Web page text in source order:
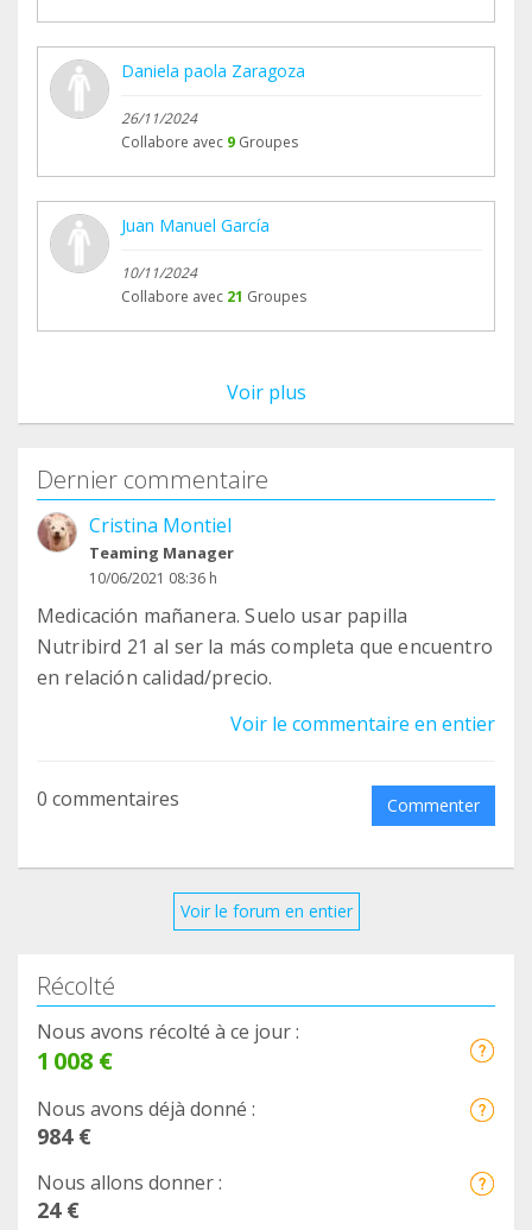
Daniela paola Zaragoza
26/11/2024
Collabore avec 9 Groupes
Juan Manuel García
10/11/2024
Collabore avec 21 Groupes
Voir plus
Dernier commentaire
Cristina Montiel
Teaming Manager
10/06/2021 08:36 h
Medicación mañanera. Suelo usar papilla
Nutribird 21 al ser la más completa que encuentro
en relación calidad/precio.
Voir le commentaire en entier
0 commentaires Commenter
Voir le forum en entier
Récolté
Nous avons récolté à ce jour :
1 008 €
Nous avons déjà donné :
984 €
Nous allons donner :
24 €